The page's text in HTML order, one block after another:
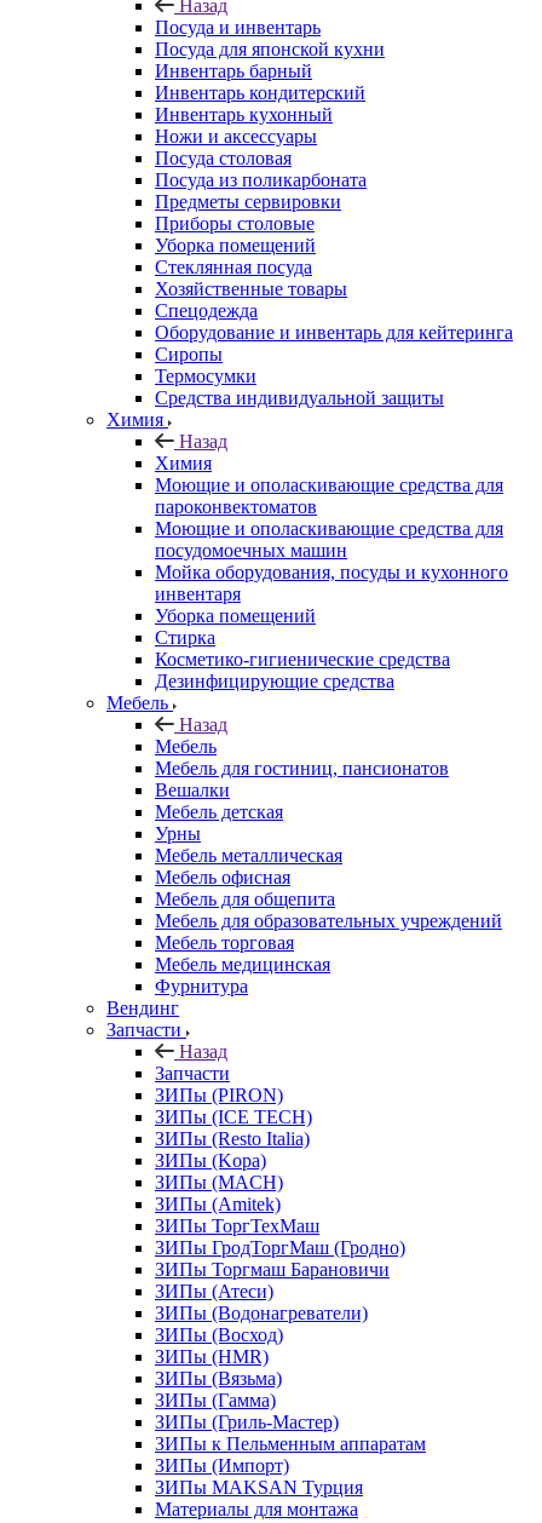
Назад
Посуда и инвентарь
Посуда для японской кухни
Инвентарь барный
Инвентарь кондитерский
Инвентарь кухонный
Ножи и аксессуары
Посуда столовая
Посуда из поликарбоната
Предметы сервировки
Приборы столовые
Уборка помещений
Стеклянная посуда
Хозяйственные товары
Спецодежда
Оборудование и инвентарь для кейтеринга
Сиропы
Термосумки
Средства индивидуальной защиты
Химия
Назад
Химия
Моющие и ополаскивающие средства для
пароконвектоматов
Моющие и ополаскивающие средства для
посудомоечных машин
Мойка оборудования, посуды и кухонного
инвентаря
Уборка помещений
Стирка
Косметико-гигиенические средства
Дезинфицирующие средства
Мебель
Назад
Мебель
Мебель для гостиниц, пансионатов
Вешалки
Мебель детская
Урны
Мебель металлическая
Мебель офисная
Мебель для общепита
Мебель для образовательных учреждений
Мебель торговая
Мебель медицинская
Фурнитура
Вендинг
Запчасти
Назад
Запчасти
ЗИПы (PIRON)
ЗИПы (ICE TECH)
ЗИПы (Resto Italia)
ЗИПы (Kopa)
ЗИПы (MACH)
ЗИПы (Amitek)
ЗИПы ТоргТехМаш
ЗИПы ГродТоргМаш (Гродно)
ЗИПы Торгмаш Барановичи
ЗИПы (Атеси)
ЗИПы (Водонагреватели)
ЗИПы (Восход)
ЗИПы (HMR)
ЗИПы (Вязьма)
ЗИПы (Гамма)
ЗИПы (Гриль-Мастер)
ЗИПы к Пельменным аппаратам
ЗИПы (Импорт)
ЗИПы MAKSAN Турция
Материалы для монтажа